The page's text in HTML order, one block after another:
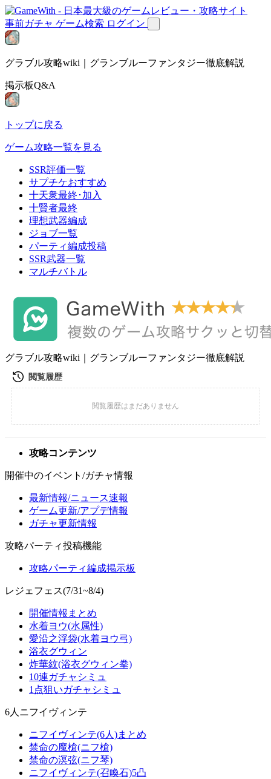
事前ガチャ ゲーム検索 ログイン
グラブル攻略wiki｜グランブルーファンタジー徹底解説
掲示板Q&A
トップに戻る
ゲーム攻略一覧を見る
SSR評価一覧
サプチケおすすめ
十天衆最終･加入
十賢者最終
理想武器編成
ジョブ一覧
パーティ編成投稿
SSR武器一覧
マルチバトル
グラブル攻略wiki｜グランブルーファンタジー徹底解説
攻略コンテンツ
開催中のイベント/ガチャ情報
最新情報/ニュース速報
ゲーム更新/アプデ情報
ガチャ更新情報
攻略パーティ投稿機能
攻略パーティ編成掲示板
レジェフェス(7/31~8/4)
開催情報まとめ
水着ヨウ(水属性)
愛沿之浮袋(水着ヨウ弓)
浴衣グウィン
炸華紋(浴衣グウィン拳)
10連ガチャシミュ
1点狙いガチャシミュ
6人ニフイヴィンテ
ニフイヴィンテ(6人)まとめ
禁命の魔槍(ニフ槍)
禁命の溟弦(ニフ琴)
ニフイヴィンテ(召喚石)5凸